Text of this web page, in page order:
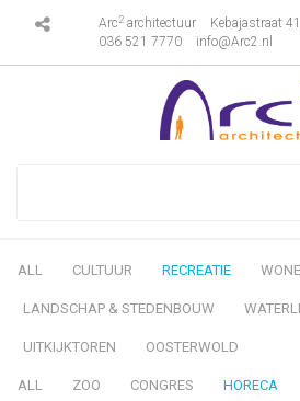
Arc 2architectuur
Kebajastraat
036 521 7770
info@Arc2.nl
ALL CULTUUR RECREATIE
LANDSCHAP & STEDENBOUW
UITKIJKTOREN OOSTERWOLD
ALL ZOO CONGRES HORECA